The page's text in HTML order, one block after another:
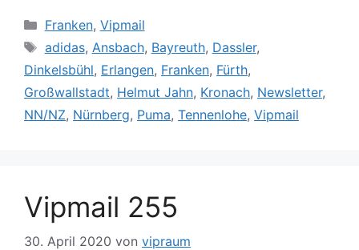
Kategorien
Franken, Vipmail
Schlagwörter
adidas, Ansbach, Bayreuth, Dassler,
Dinkelsbühl, Erlangen, Franken, Fürth,
Großwallstadt, Helmut Jahn, Kronach, Newsletter,
NN/NZ, Nürnberg, Puma, Tennenlohe, Vipmail
Vipmail 255
30. April 2020 von vipraum